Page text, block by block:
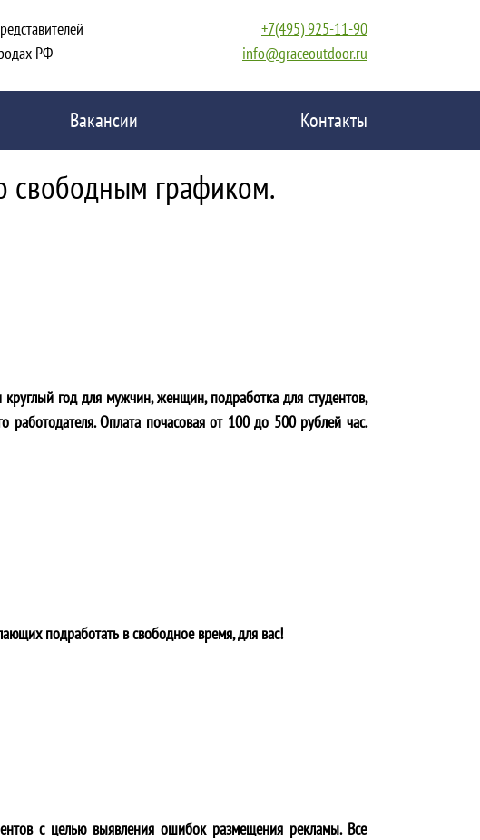
РФ
+7(495) 925-11-90
info@graceoutdoor.ru
Вакансии Контакты
свободным графиком.
год для мужчин, женщин, подработка для студентов,
Оплата почасовая от 100 до 500 рублей час.
подработать в свободное время, для вас!
с целью выявления ошибок размещения рекламы. Все